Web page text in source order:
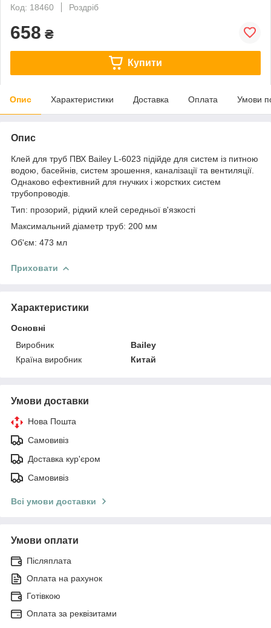
Код: 18460
Роздріб
658 ₴
Купити
Опис Характеристики Доставка Оплата Умови
Опис
Клей для труб ПВХ Bailey L-6023 підійде для систем із питною
водою, басейнів, систем зрошення, каналізації та вентиляції.
Однаково ефективний для гнучких і жорстких систем
трубопроводів.
Тип: прозорий, рідкий клей середньої в'язкості
Максимальний діаметр труб: 200 мм
Об'єм: 473 мл
Приховати
Характеристики
Основні
Виробник
Bailey
Країна виробник
Китай
Умови доставки
Нова Пошта
Самовивіз
Доставка кур'єром
Самовивіз
Всі умови доставки
Умови оплати
Післяплата
Оплата на рахунок
Готівкою
Оплата за реквізитами